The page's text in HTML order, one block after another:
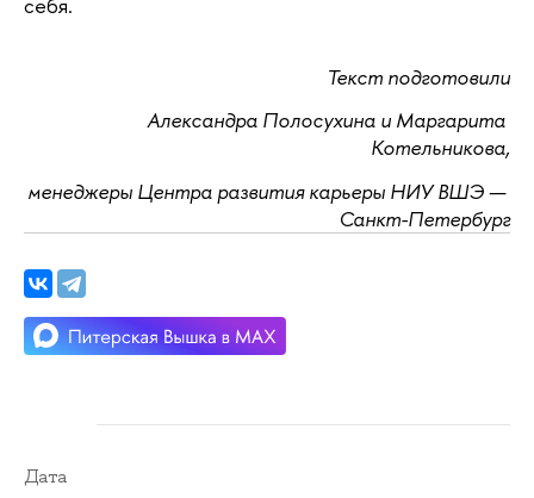
Текст подготовили
Александра Полосухина и Маргарита
Котельникова,
менеджеры Центра развития карьеры НИУ ВШЭ —
Санкт-Петербург
Дата